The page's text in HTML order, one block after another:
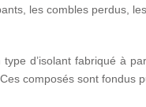
, les combles perdus, les
d’isolant fabriqué à
composés sont fondus